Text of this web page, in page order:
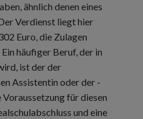
ähnlich denen eines
Verdienst liegt hier
Euro, die Zulagen
häufiger Beruf, der in
ist der der
Assistentin oder der -
für diesen
und eine